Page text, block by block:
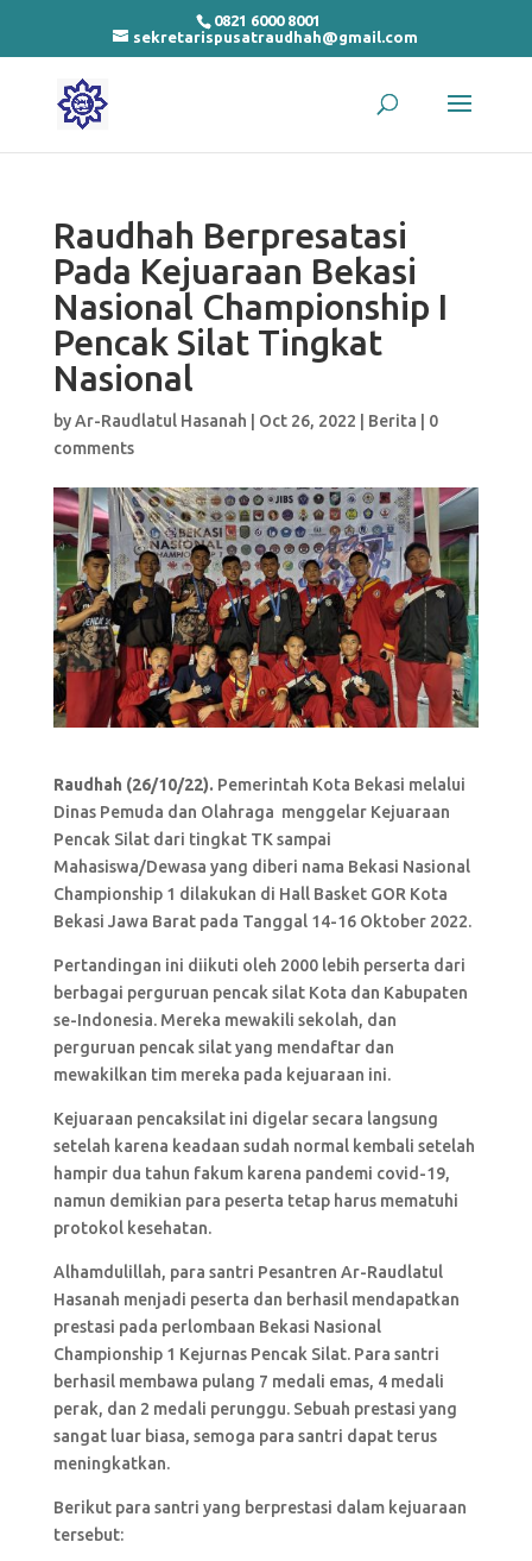
0821 6000 8001
sekretarispusatraudhah@gmail.com
Raudhah Berpresatasi
Pada Kejuaraan Bekasi
Nasional Championship I
Pencak Silat Tingkat
Nasional
byAr-Raudlatul Hasanah Oct 26, 2022 Berita
0
comments
Raudhah (26/10/22). Pemerintah Kota Bekasi melalui
Dinas Pemuda dan Olahraga menggelar Kejuaraan
Pencak Silat dari tingkat TK sampai
Mahasiswa/Dewasa yang diberi nama Bekasi Nasional
Championship 1 dilakukan di Hall Basket GOR Kota
Bekasi Jawa Barat pada Tanggal 14-16 Oktober 2022.
Pertandingan ini diikuti oleh 2000 lebih perserta dari
berbagai perguruan pencak silat Kota dan Kabupaten
se-Indonesia. Mereka mewakili sekolah, dan
perguruan pencak silat yang mendaftar dan
mewakilkan tim mereka pada kejuaraan ini.
Kejuaraan pencaksilat ini digelar secara langsung
setelah karena keadaan sudah normal kembali setelah
hampir dua tahun fakum karena pandemi covid-19,
namun demikian para peserta tetap harus mematuhi
protokol kesehatan.
Alhamdulillah, para santri Pesantren Ar-Raudlatul
Hasanah menjadi peserta dan berhasil mendapatkan
prestasi pada perlombaan Bekasi Nasional
Championship 1 Kejurnas Pencak Silat. Para santri
berhasil membawa pulang 7 medali emas, 4 medali
perak, dan 2 medali perunggu. Sebuah prestasi yang
sangat luar biasa, semoga para santri dapat terus
meningkatkan.
Berikut para santri yang berprestasi dalam kejuaraan
tersebut: